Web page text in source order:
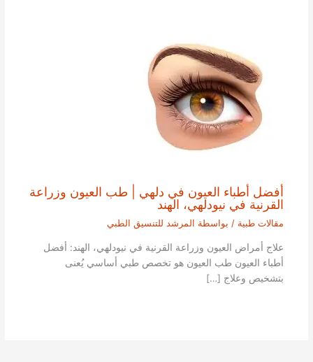
أفضل أطباء العيون في دلهي | طب العيون وزراعة
القرنية في نيودلهي، الهند
مقالات طبية / بواسطة المرشد للتنسيق الطبي
علاج أمراض العيون وزراعة القرنية في نيودلهي، الهند: أفضل
أطباء العيون طب العيون هو تخصص طبي أساسي يُعنى
بتشخيص وعلاج […]